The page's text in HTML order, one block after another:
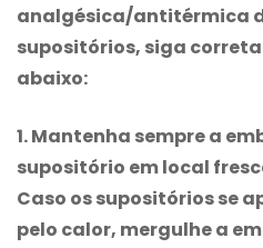
analgésica/antitérmica
supositórios, siga
abaixo:
1. Mantenha sempre a
supositório em local
Caso os supositórios se
pelo calor, mergulhe a